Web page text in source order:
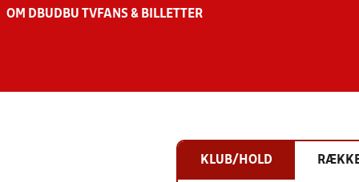
OM DBU DBU TV FANS & BILLETTER
KLUB/HOLD